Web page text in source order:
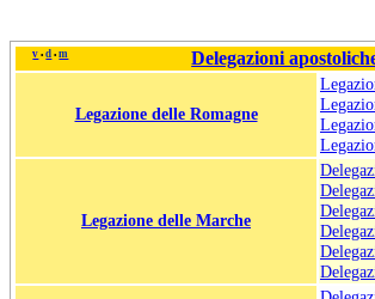
v • d • m Delegazioni
Legazione delle Romagne
Legazione delle Marche